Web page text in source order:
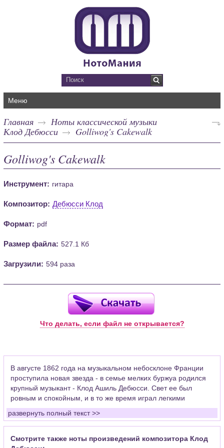
Меню
Главная
Ноты классической музыки
Клод Дебюсси
Golliwog's Cakewalk
Golliwog's Cakewalk
Инструмент: гитара
Композитор: Дебюсси Клод
Формат: pdf
Размер файла: 527.1 Кб
Загрузили: 594 раза
Что делать, если файл не открывается?
В августе 1862 года на музыкальном небосклоне Франции
проступила новая звезда - в семье мелких буржуа родился
крупный музыкант - Клод Ашиль Дебюсси. Свет ее был
ровным и спокойным, и в то же время играл легкими
восхитительными красками.
Клод Дебюсси появился, чтобы создавать новую музыку -
еще будучи студентом парижской консерватории, он
проявлял самостоятельное творческое мышление и
развернуть полный текст >>
Смотрите также ноты произведений композитора Клод